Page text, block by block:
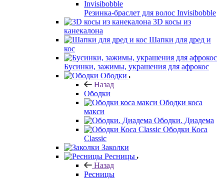
Резинка-браслет для волос Invisibobble
3D косы из
канекалона
Шапки для дред и
кос
Бусинки, зажимы, украшения для афрокос
Ободки
Назад
Ободки
Ободки коса
макси
Ободки. Диадема
Ободки Коса
Classic
Заколки
Ресницы
Назад
Ресницы